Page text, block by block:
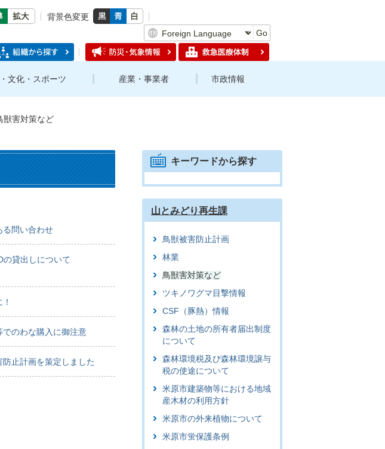
背景色変更
Go
文化・スポーツ 産業・事業者 市政情報
獣害対策など
る問い合わせ
の貸出しについて
でのわな購入に御注意
止計画を策定しました
キーワードから探す
山とみどり再生課
鳥獣被害防止計画
林業
鳥獣害対策など
ツキノワグマ目撃情報
CSF（豚熱）情報
森林の土地の所有者届出制度
について
森林環境税及び森林環境譲与
税の使途について
米原市建築物等における地域
産木材の利用方針
米原市の外来植物について
米原市蛍保護条例